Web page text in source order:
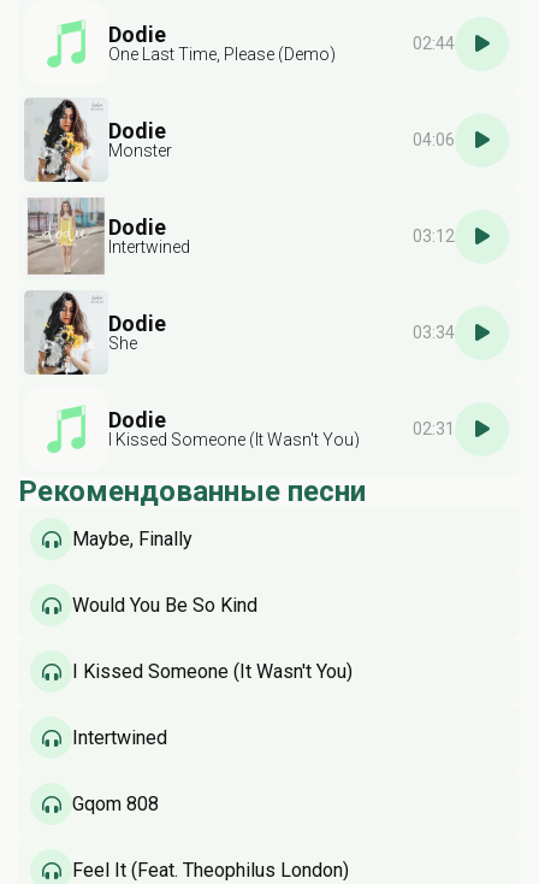
Dodie
One Last Time, Please (Demo)
02:44
Dodie
Monster
04:06
Dodie
Intertwined
03:12
Dodie
She
03:34
Dodie
I Kissed Someone (It Wasn't You)
02:31
Рекомендованные песни
Maybe, Finally
Would You Be So Kind
I Kissed Someone (It Wasn't You)
Intertwined
Gqom 808
Feel It (Feat. Theophilus London)